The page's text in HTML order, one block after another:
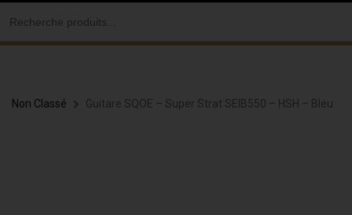
Non Classé Guitare SQOE – Super Strat SEIB550 – HSH – Bleu